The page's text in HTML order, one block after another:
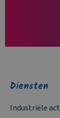
Diensten
Industriële